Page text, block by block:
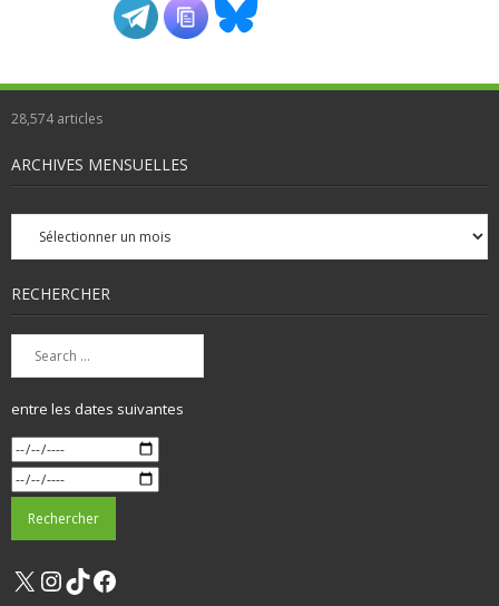
28,574articles
ARCHIVES MENSUELLES
Archives
mensuelles
RECHERCHER
entre les dates suivantes
X Instagram
TikTok